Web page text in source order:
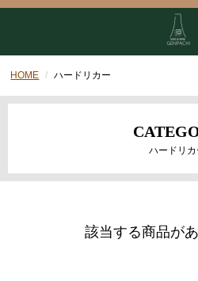
HOME ハードリカー
ハードリカ
該当する商品があ